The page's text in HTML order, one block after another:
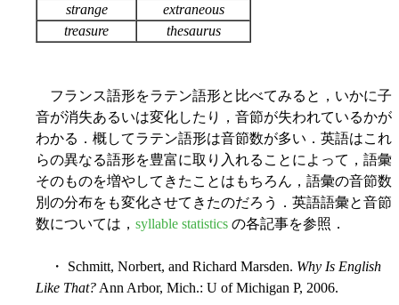
strange
extraneous
treasure
thesaurus
フランス語形をラテン語形と比べてみると，いかに子
音が消失あるいは変化したり，音節が失われているかが
わかる．概してラテン語形は音節数が多い．英語はこれ
らの異なる語形を豊富に取り入れることによって，語彙
そのものを増やしてきたことはもちろん，語彙の音節数
別の分布をも変化させてきたのだろう．英語語彙と音節
数については， syllable statistics の各記事を参照．
・ Schmitt, Norbert, and Richard Marsden. Why Is English
Like That? Ann Arbor, Mich.: U of Michigan P, 2006.